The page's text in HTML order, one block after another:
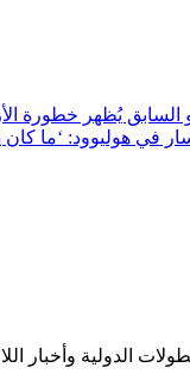
السابق يُظهر خطورة
في هوليوود: ‘ما كان
وأخبار